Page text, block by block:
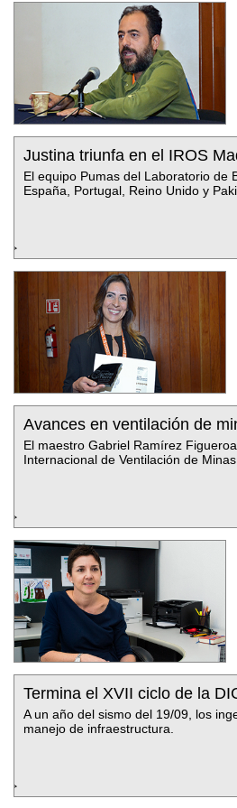
Justina triunfa en el IROS
El equipo Pumas del Laboratorio de
España, Portugal, Reino Unido y
Avances en ventilación de
El maestro Gabriel Ramírez
Internacional de Ventilación de Minas
Termina el XVII ciclo de la
A un año del sismo del 19/09, los
manejo de infraestructura.